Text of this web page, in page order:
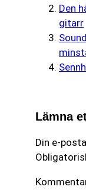
Den
gitarr
Lämna
Din e-